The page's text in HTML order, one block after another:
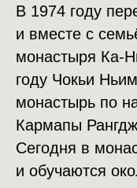
В 1974 году
и вместе с
монастыря Ка-
году Чокьи
монастырь по
Кармапы
Сегодня в
и обучаются